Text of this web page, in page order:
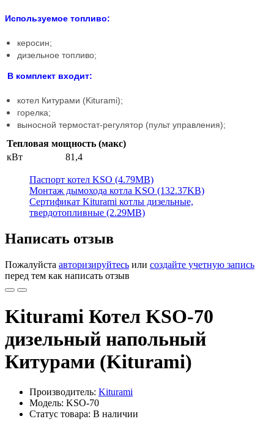
Используемое топливо:
керосин;
дизельное топливо;
В комплект входит:
котел Китурами (Kiturami);
горелка;
выносной термостат-регулятор (пульт управления);
Тепловая мощность (макс)
кВт
81,4
Паспорт котел KSO (4.79MB)
Монтаж дымохода котла KSO (132.37KB)
Сертификат Kiturami котлы дизельные,
твердотопливные (2.29MB)
Написать отзыв
Пожалуйста авторизируйтесь или создайте учетную запись
перед тем как написать отзыв
Kiturami Котел KSO-70
дизельный напольный
Китурами (Kiturami)
Производитель: Kiturami
Модель: KSO-70
Статус товара: В наличии